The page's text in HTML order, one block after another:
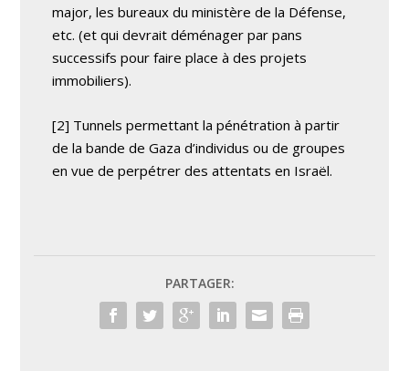
major, les bureaux du ministère de la Défense,
etc. (et qui devrait déménager par pans
successifs pour faire place à des projets
immobiliers).
[2] Tunnels permettant la pénétration à partir
de la bande de Gaza d’individus ou de groupes
en vue de perpétrer des attentats en Israël.
PARTAGER: